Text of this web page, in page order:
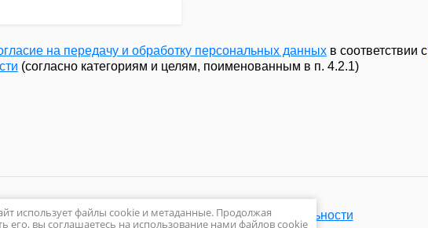
на передачу и обработку персональных данныхв соответствии с
(согласно категориям и целям, поименованным в п. 4.2.1)
Политика конфиденциальности
использует файлы cookie и метаданные. Продолжая
его, вы соглашаетесь на использование нами файлов cookie